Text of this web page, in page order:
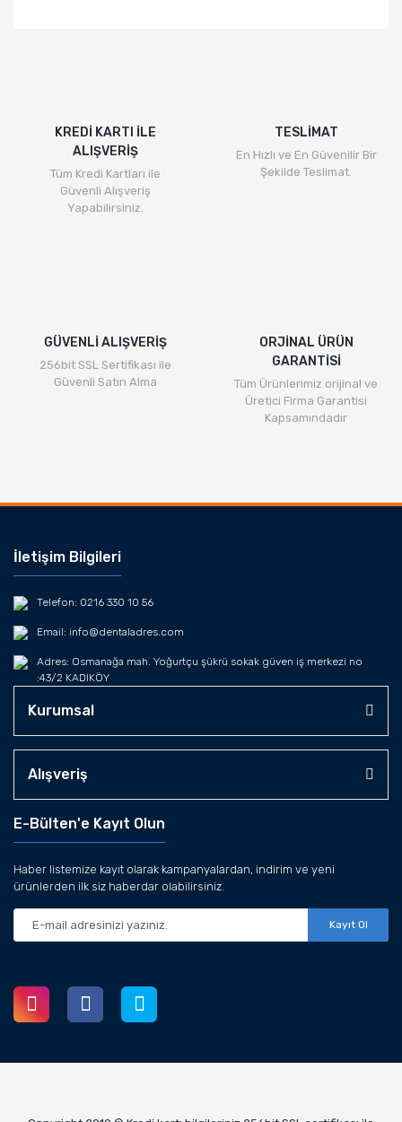
KREDİ KARTI İLE
ALIŞVERİŞ
Tüm Kredi Kartları ile
Güvenli Alışveriş
Yapabilirsiniz.
TESLİMAT
En Hızlı ve En Güvenilir Bir
Şekilde Teslimat.
GÜVENLİ ALIŞVERİŞ
256bit SSL Sertifikası ile
Güvenli Satın Alma
ORJİNAL ÜRÜN
GARANTİSİ
Tüm Ürünlerimiz orijinal ve
Üretici Firma Garantisi
Kapsamındadır
İletişim Bilgileri
Telefon: 0216 330 10 56
Email: info@dentaladres.com
Adres: Osmanağa mah. Yoğurtçu şükrü sokak güven iş merkezi no
:43/2 KADIKÖY
Kurumsal
Alışveriş
E-Bülten'e Kayıt Olun
Haber listemize kayıt olarak kampanyalardan, indirim ve yeni
ürünlerden ilk siz haberdar olabilirsiniz.
Kayıt Ol